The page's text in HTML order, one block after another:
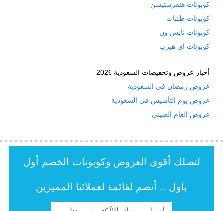
كوبونات هنقرستيشن
كوبونات طلبات
كوبونات نايس ون
كوبونات اي هيرب
أخبار عروض وتخفيضات السعودية 2026
عروض رمضان في السعودية
عروض يوم التأسيس في السعودية
عروض العام الصيني
لتصلك أقوى العروض وكوبونات الخصم أول
باول .. أنضم لقائمة لعملائنا المميزين